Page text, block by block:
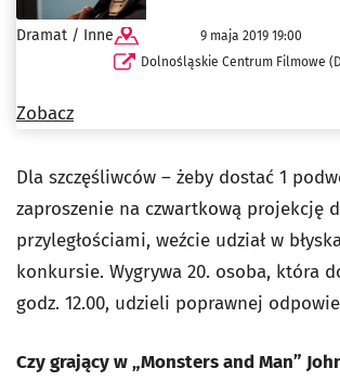
Dramat / Inne
9 maja 2019 19:00
Dolnośląskie Centrum Filmowe
Zobacz
Dla szczęśliwców – żeby dostać 1
zaproszenie na czwartkową projekcję
przyległościami, weźcie udział w
konkursie. Wygrywa 20. osoba, która
godz. 12.00, udzieli poprawnej
Czy grający w „Monsters and Man”